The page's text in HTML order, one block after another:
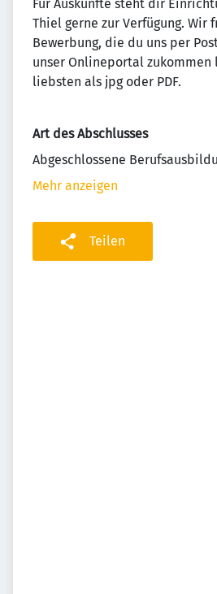
Für Auskünfte steht dir
Thiel gerne zur Verfügung. Wir
Bewerbung, die du uns per
unser Onlineportal zukommen
liebsten als jpg oder PDF.
Art des Abschlusses
Abgeschlossene
Mehr anzeigen
Teilen